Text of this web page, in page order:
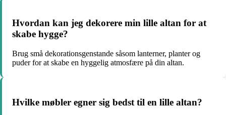
Hvordan kan jeg dekorere min lille altan for at
skabe hygge?
Brug små dekorationsgenstande såsom lanterner, planter og
puder for at skabe en hyggelig atmosfære på din altan.
Hvilke møbler egner sig bedst til en lille altan?